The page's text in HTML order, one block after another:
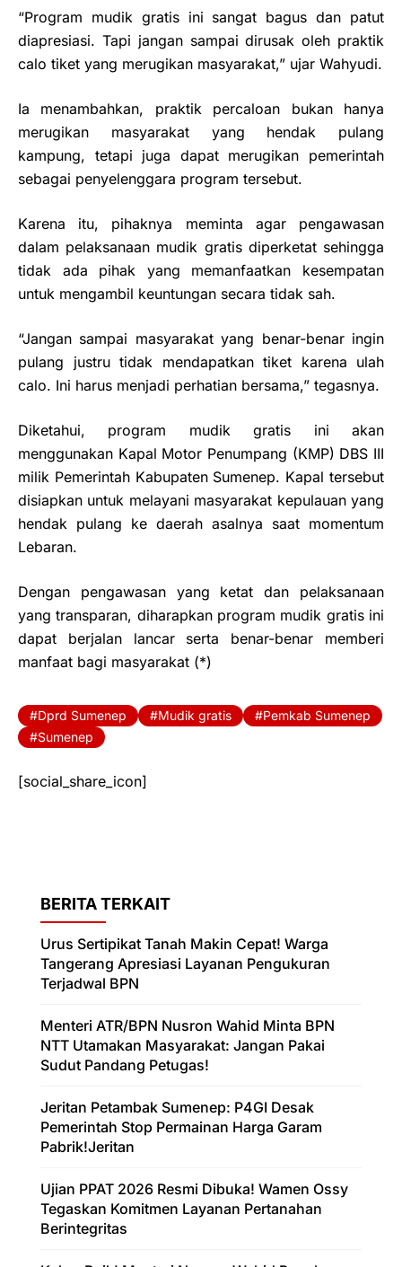
“Program mudik gratis ini sangat bagus dan patut
diapresiasi. Tapi jangan sampai dirusak oleh praktik
calo tiket yang merugikan masyarakat,” ujar Wahyudi.
Ia menambahkan, praktik percaloan bukan hanya
merugikan masyarakat yang hendak pulang
kampung, tetapi juga dapat merugikan pemerintah
sebagai penyelenggara program tersebut.
Karena itu, pihaknya meminta agar pengawasan
dalam pelaksanaan mudik gratis diperketat sehingga
tidak ada pihak yang memanfaatkan kesempatan
untuk mengambil keuntungan secara tidak sah.
“Jangan sampai masyarakat yang benar-benar ingin
pulang justru tidak mendapatkan tiket karena ulah
calo. Ini harus menjadi perhatian bersama,” tegasnya.
Diketahui, program mudik gratis ini akan
menggunakan Kapal Motor Penumpang (KMP) DBS III
milik Pemerintah Kabupaten Sumenep. Kapal tersebut
disiapkan untuk melayani masyarakat kepulauan yang
hendak pulang ke daerah asalnya saat momentum
Lebaran.
Dengan pengawasan yang ketat dan pelaksanaan
yang transparan, diharapkan program mudik gratis ini
dapat berjalan lancar serta benar-benar memberi
manfaat bagi masyarakat (*)
Dprd Sumenep Mudik gratis
Pemkab Sumenep
Sumenep
[social_share_icon]
BERITA TERKAIT
Urus Sertipikat Tanah Makin Cepat! Warga
Tangerang Apresiasi Layanan Pengukuran
Terjadwal BPN
Menteri ATR/BPN Nusron Wahid Minta BPN
NTT Utamakan Masyarakat: Jangan Pakai
Sudut Pandang Petugas!
Jeritan Petambak Sumenep: P4GI Desak
Pemerintah Stop Permainan Harga Garam
Pabrik!Jeritan
Ujian PPAT 2026 Resmi Dibuka! Wamen Ossy
Tegaskan Komitmen Layanan Pertanahan
Berintegritas